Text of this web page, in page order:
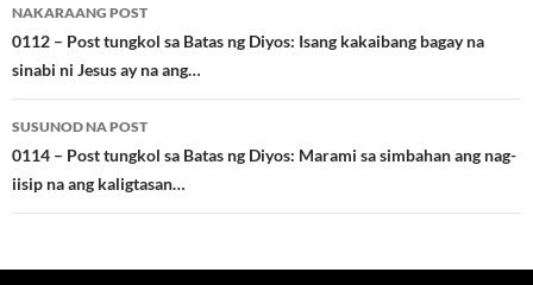
navigation
NAKARAANG POST
0112 – Post tungkol sa Batas ng Diyos: Isang kakaibang bagay na
sinabi ni Jesus ay na ang…
SUSUNOD NA POST
0114 – Post tungkol sa Batas ng Diyos: Marami sa simbahan ang nag-
iisip na ang kaligtasan…